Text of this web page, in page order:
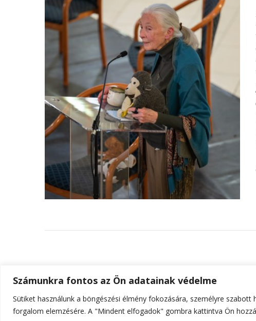
Számunkra fontos az Ön adatainak védelme
Sütiket használunk a böngészési élmény fokozására, személyre
forgalom elemzésére. A "Mindent elfogadok" gombra kattintva Ön
© Szerzői jog 2026ELTE Online . Minden jog fenntartva.